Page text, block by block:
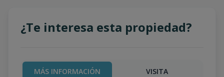
¿Te interesa esta propiedad?
MÁS INFORMACIÓN VISITA